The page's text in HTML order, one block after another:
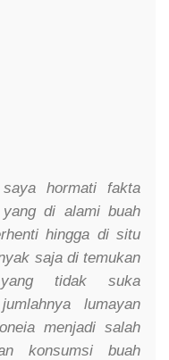
hormati fakta
di alami buah
hingga di situ
saja di temukan
tidak suka
lumayan
menjadi salah
konsumsi buah